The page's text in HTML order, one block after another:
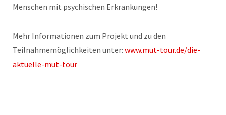
Menschen mit psychischen Erkrankungen!
Mehr Informationen zum Projekt und zu den
Teilnahmemöglichkeiten unter: www.mut-tour.de/die-
aktuelle-mut-tour